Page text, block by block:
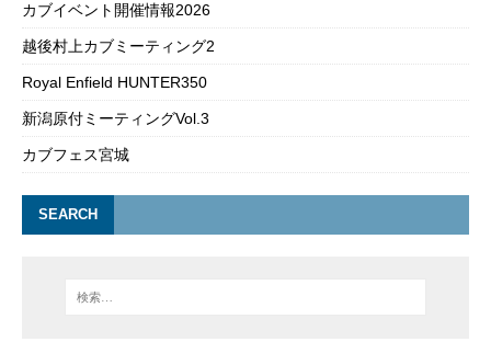
カブイベント開催情報2026
越後村上カブミーティング2
Royal Enfield HUNTER350
新潟原付ミーティングVol.3
カブフェス宮城
SEARCH